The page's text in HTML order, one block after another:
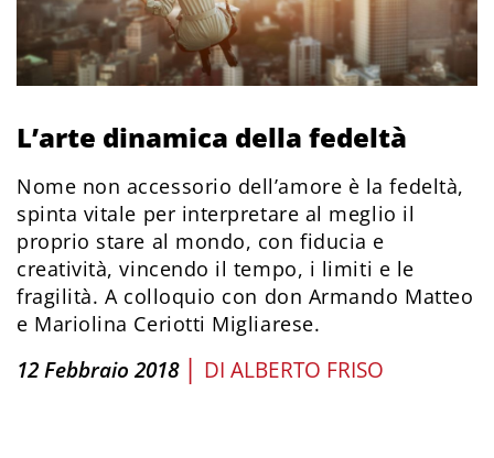
L’arte dinamica della fedeltà
Nome non accessorio dell’amore è la fedeltà,
spinta vitale per interpretare al meglio il
proprio stare al mondo, con fiducia e
creatività, vincendo il tempo, i limiti e le
fragilità. A colloquio con don Armando Matteo
e Mariolina Ceriotti Migliarese.
12 Febbraio 2018 | DI ALBERTO FRISO